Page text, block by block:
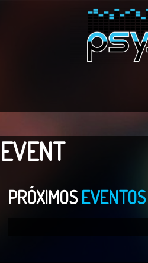
EVENT
PRÓXIMOSEVENTOS